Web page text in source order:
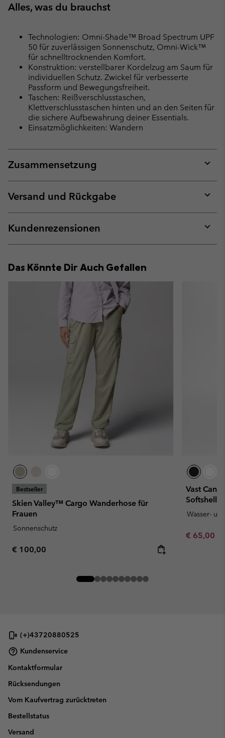
Alles, was du brauchst
Technologien: Omni-Shade™ Broad Spectrum UPF
50 für zuverlässigen Sonnenschutz, Omni-Wick™
für schnelltrocknenden Komfort.
Konstruktion: verstellbarer Kordelzug am Saum für
individuellen Schutz. Zwickel für verbesserte
Passform und Bewegungsfreiheit.
Taschen: Reißverschlusstaschen,
Klettverschlusstaschen hinten und an den Seiten für
die sichere Aufbewahrung deiner Essentials.
Einsatzmöglichkeiten: Wandern
Zusammensetzung
or
Versand und Rückgabe
or
Kundenrezensionen
or
Das Könnte Dir Auch Gefallen
Bestseller
Skien Valley™ Cargo Wanderhose für
Frauen
Sonnenschutz
Regular price:
€ 100,00
Vast
Softshell
Wasser-
Sale price:
€ 65,00€
(+)43720880525
Kundenservice
Kontaktformular
Rücksendungen
Vom Kaufvertrag zurücktreten
Bestellstatus
Versand